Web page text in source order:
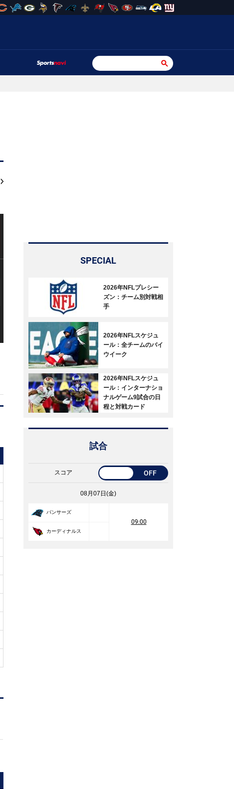
SPECIAL
2026年NFLプレシー
ズン：チーム別対戦相
手
2026年NFLスケジュ
ール：全チームのバイ
ウイーク
2026年NFLスケジュ
ール：インターナショ
ナルゲーム9試合の日
程と対戦カード
試合
スコア OFF
08月07日(金)
パンサーズ
09:00
カーディナルス